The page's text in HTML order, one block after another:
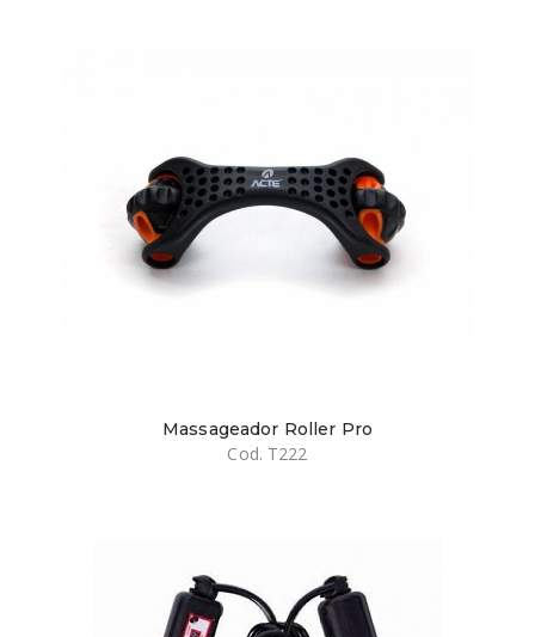
Massageador Roller Pro
Cod. T222